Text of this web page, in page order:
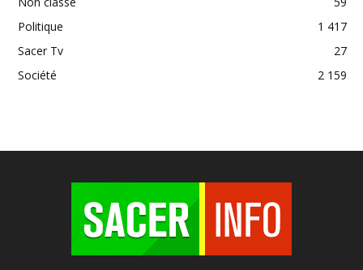
Politique
1 417
Sacer Tv
27
Société
2 159